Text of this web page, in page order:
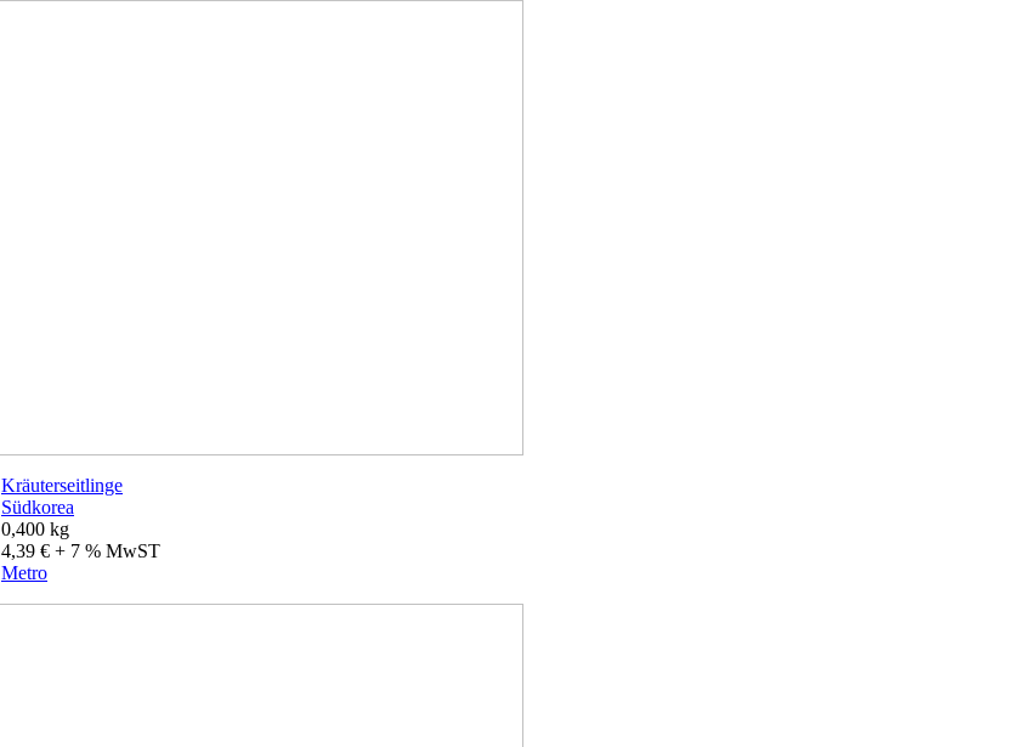
Kräuterseitlinge
Südkorea
0,400 kg
4,39 € + 7 % MwST
Metro